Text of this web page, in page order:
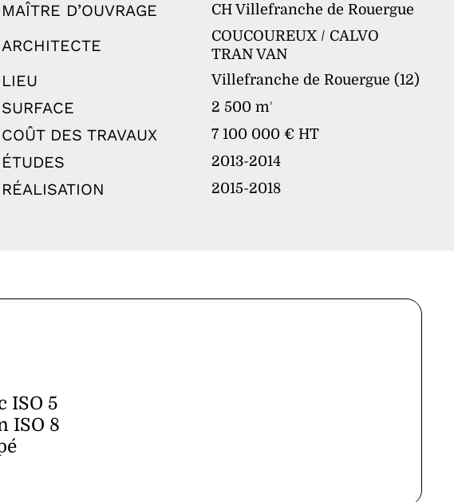
MAÎTRE D’OUVRAGE CH Villefranche de Rouergue
ARCHITECTE
COUCOUREUX / CALVO
TRAN VAN
LIEU Villefranche de Rouergue (12)
SURFACE 2 500 m²
COÛT DES TRAVAUX 7 100 000 € HT
ÉTUDES 2013-2014
RÉALISATION 2015-2018
ISO 5
ISO 8